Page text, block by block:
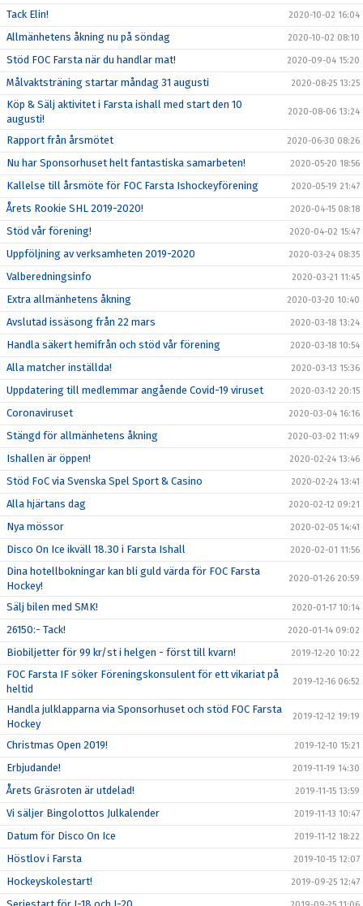
Tack Elin! 2020-10-02 16:04
Allmänhetens åkning nu på söndag 2020-10-02 08:10
Stöd FOC Farsta när du handlar mat! 2020-09-04 15:20
Målvaktsträning startar måndag 31 augusti 2020-08-25 13:25
Köp & Sälj aktivitet i Farsta ishall med start den 10
augusti!
2020-08-06 13:24
Rapport från årsmötet 2020-06-30 08:26
Nu har Sponsorhuset helt fantastiska samarbeten! 2020-05-20 18:56
Kallelse till årsmöte för FOC Farsta Ishockeyförening 2020-05-19 21:47
Årets Rookie SHL 2019-2020! 2020-04-15 08:18
Stöd vår förening! 2020-04-02 15:47
Uppföljning av verksamheten 2019-2020 2020-03-24 08:35
Valberedningsinfo 2020-03-21 11:45
Extra allmänhetens åkning 2020-03-20 10:40
Avslutad issäsong från 22 mars 2020-03-18 13:24
Handla säkert hemifrån och stöd vår förening 2020-03-18 10:54
Alla matcher inställda! 2020-03-13 15:36
Uppdatering till medlemmar angående Covid-19 viruset 2020-03-12 20:15
Coronaviruset 2020-03-04 16:16
Stängd för allmänhetens åkning 2020-03-02 11:49
Ishallen är öppen! 2020-02-24 13:46
Stöd FoC via Svenska Spel Sport & Casino 2020-02-24 13:41
Alla hjärtans dag 2020-02-12 09:21
Nya mössor 2020-02-05 14:41
Disco On Ice ikväll 18.30 i Farsta Ishall 2020-02-01 11:56
Dina hotellbokningar kan bli guld värda för FOC Farsta
Hockey!
2020-01-26 20:59
Sälj bilen med SMK! 2020-01-17 10:14
26150:- Tack! 2020-01-14 09:02
Biobiljetter för 99 kr/st i helgen - först till kvarn! 2019-12-20 10:22
FOC Farsta IF söker Föreningskonsulent för ett vikariat på
heltid
2019-12-16 06:52
Handla julklapparna via Sponsorhuset och stöd FOC Farsta
Hockey
2019-12-12 19:19
Christmas Open 2019! 2019-12-10 15:21
Erbjudande! 2019-11-19 14:30
Årets Gräsroten är utdelad! 2019-11-15 13:59
Vi säljer Bingolottos Julkalender 2019-11-13 10:47
Datum för Disco On Ice 2019-11-12 18:22
Höstlov i Farsta 2019-10-15 12:07
Hockeyskolestart! 2019-09-25 12:47